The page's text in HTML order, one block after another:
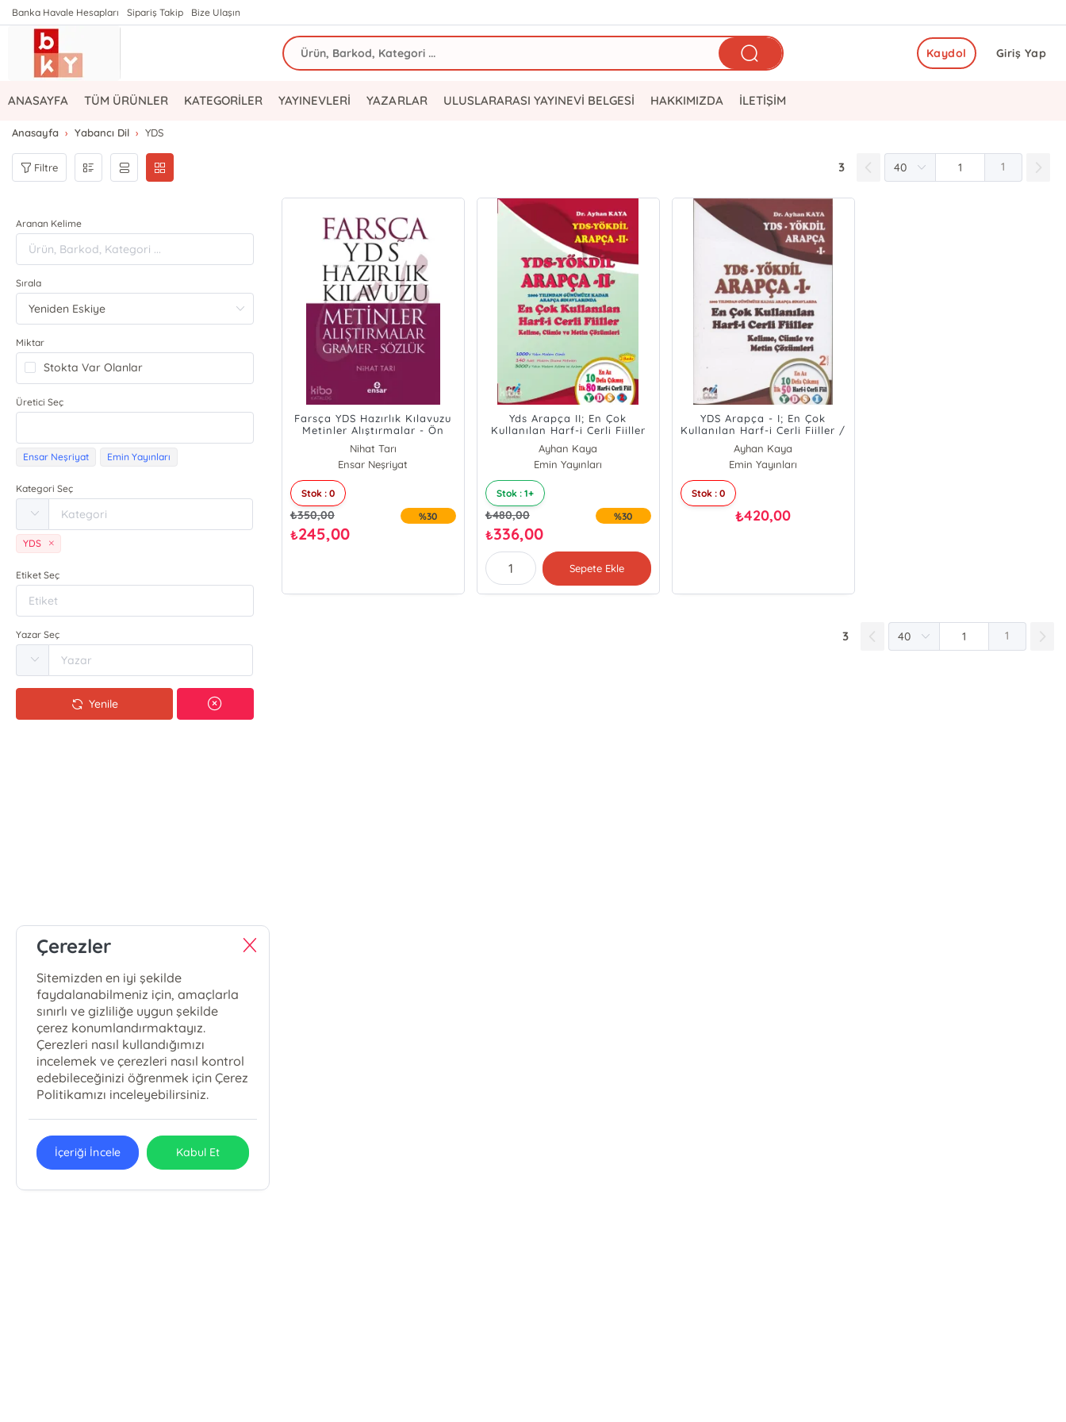
Banka Havale Hesapları Sipariş Takip Bize Ulaşın
Giriş Yap
Kaydol
ANASAYFA TÜM ÜRÜNLER KATEGORİLER YAYINEVLERİ YAZARLAR ULUSLARARASI YAYINEVİ BELGESİ HAKKIMIZDA İLETİŞİM
Anasayfa Yabancı Dil YDS
Filtre 3 1
Aranan Kelime
Sırala
Miktar
Stokta Var Olanlar
Üretici Seç
Ensar Neşriyat Emin Yayınları
Kategori Seç
YDS
Etiket Seç
Yazar Seç
Yenile
Farsça YDS Hazırlık Kılavuzu
Metinler Alıştırmalar - Ön
Kapak Farsça YDS Hazırlık
Kılavuzu Metinle; Gramer -
Sözlük
Nihat Tarı
Ensar Neşriyat
Stok : 0
₺350,00
₺245,00
%30
Yds Arapça II; En Çok
Kullanılan Harf-i Cerli Fiiller
Kelime Cümle ve Metin
Çözümleri
Ayhan Kaya
Emin Yayınları
Stok : 1+
₺480,00
₺336,00
%30
Sepete Ekle
YDS Arapça - I; En Çok
Kullanılan Harf-i Cerli Fiiller /
Kelime, Cümle ve Metin
Çözümleri
Ayhan Kaya
Emin Yayınları
Stok : 0
₺420,00
3 1
Çerezler
Sitemizden en iyi şekilde
faydalanabilmeniz için, amaçlarla
sınırlı ve gizliliğe uygun şekilde
çerez konumlandırmaktayız.
Çerezleri nasıl kullandığımızı
incelemek ve çerezleri nasıl kontrol
edebileceğinizi öğrenmek için Çerez
Politikamızı inceleyebilirsiniz.
İçeriği İncele Kabul Et